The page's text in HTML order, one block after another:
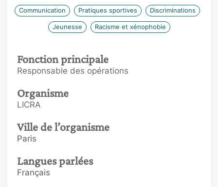
Communication Pratiques sportives Discriminations
Jeunesse Racisme et xénophobie
Fonction principale
Responsable des opérations
Organisme
LICRA
Ville de l’organisme
Paris
Langues parlées
Français